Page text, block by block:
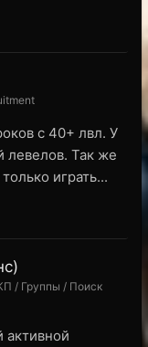
с 40+ лвл. У
левелов. Так же
играть...
/ Группы / Поиск
активной